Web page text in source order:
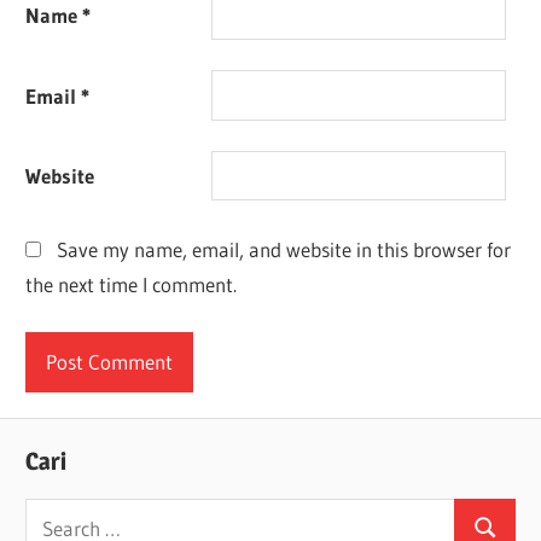
Name*
Email*
Website
Save my name, email, and website in this browser for
the next time I comment.
Cari